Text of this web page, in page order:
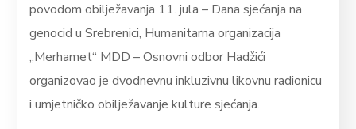
povodom obilježavanja 11. jula – Dana sjećanja na
genocid u Srebrenici, Humanitarna organizacija
„Merhamet“ MDD – Osnovni odbor Hadžići
organizovao je dvodnevnu inkluzivnu likovnu radionicu
i umjetničko obilježavanje kulture sjećanja.